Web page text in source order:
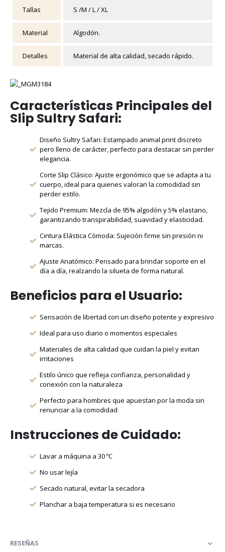
Tallas S /M / L / XL
Material Algodón.
Detalles Material de alta calidad, secado rápido.
Características Principales del
Slip Sultry Safari:
Diseño Sultry Safari: Estampado animal print discreto
pero lleno de carácter, perfecto para destacar sin perder
elegancia.
Corte Slip Clásico: Ajuste ergonómico que se adapta a tu
cuerpo, ideal para quienes valoran la comodidad sin
perder estilo.
Tejido Premium: Mezcla de 95% algodón y 5% elastano,
garantizando transpirabilidad, suavidad y elasticidad.
Cintura Elástica Cómoda: Sujeción firme sin presión ni
marcas.
Ajuste Anatómico: Pensado para brindar soporte en el
día a día, realzando la silueta de forma natural.
Beneficios para el Usuario:
Sensación de libertad con un diseño potente y expresivo
Ideal para uso diario o momentos especiales
Materiales de alta calidad que cuidan la piel y evitan
irritaciones
Estilo único que refleja confianza, personalidad y
conexión con la naturaleza
Perfecto para hombres que apuestan por la moda sin
renunciar a la comodidad
Instrucciones de Cuidado:
Lavar a máquina a 30 ºC
No usar lejía
Secado natural, evitar la secadora
Planchar a baja temperatura si es necesario
RESEÑAS